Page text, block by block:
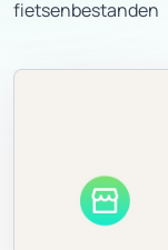
fietsenbestanden